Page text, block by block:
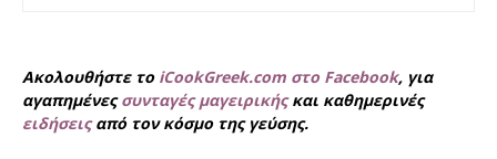
Ακολουθήστε το iCookGreek.com στο Facebook, για
αγαπημένεςσυνταγές μαγειρικήςκαι καθημερινές
ειδήσειςαπό τον κόσμο της γεύσης.